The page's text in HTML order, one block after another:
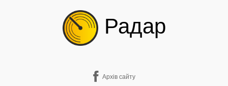
Радар
Архів сайту